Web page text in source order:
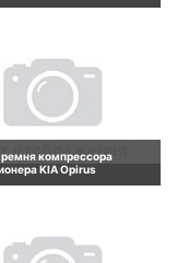
компрессора
KIA Opirus